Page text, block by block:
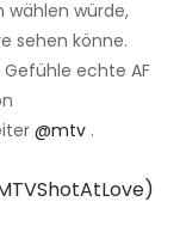
wählen würde,
sehen könne.
echte AF
@mtv .